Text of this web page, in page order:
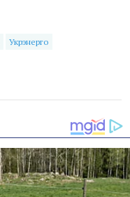
Укрэнерго